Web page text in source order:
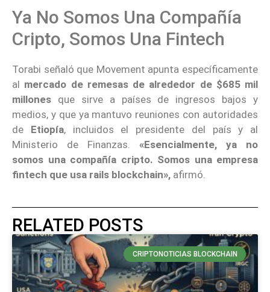
Ya No Somos Una Compañía
Cripto, Somos Una Fintech
Torabi señaló que Movement apunta específicamente
al mercado de remesas de alrededor de $685 mil
millones que sirve a países de ingresos bajos y
medios, y que ya mantuvo reuniones con autoridades
de Etiopía, incluidos el presidente del país y al
Ministerio de Finanzas. «Esencialmente, ya no
somos una compañía cripto. Somos una empresa
fintech que usa rails blockchain», afirmó.
RELATED POSTS
CRIPTONOTICIAS BLOCKCHAIN